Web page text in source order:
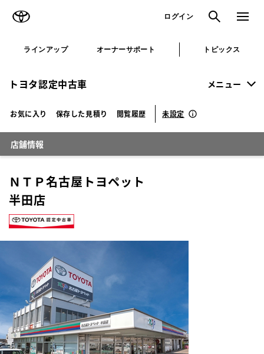
ログイン 検索 メニュ
ラインアップ オーナーサポート トピックス
トヨタ認定中古車 メニュー
お気に入り 保存した見積り 閲覧履歴 未設定
店舗情報
ＮＴＰ名古屋トヨペット
半田店